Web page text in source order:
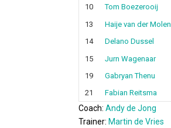
10
Tom Boezerooij
13
Haije van der Molen
14
Delano Dussel
15
Jurn Wagenaar
19
Gabryan Thenu
21
Fabian Reitsma
Coach:Andy de Jong
Trainer: Martin de Vries